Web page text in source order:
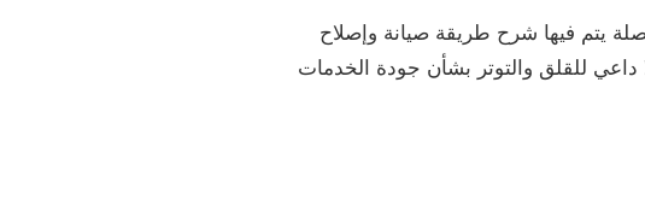
يتم فيها شرح طريقة صيانة وإصلاح
داعي للقلق والتوتر بشأن جودة الخدمات